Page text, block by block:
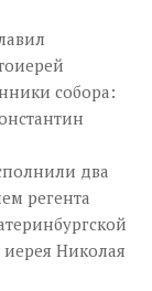
собора:
два
регента
Николая